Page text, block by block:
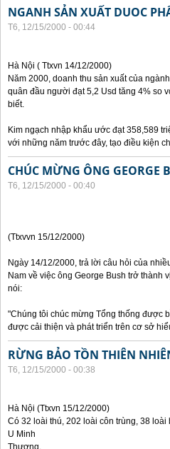
NGANH SẢN XUẤT DUOC
T6, 12/15/2000 - 00:44
Hà Nội ( Ttxvn 14/12/2000)
Năm 2000, doanh thu sản xuất của
quân đầu người đạt 5,2 Usd tăng 4% so
biết.
Kim ngạch nhập khẩu ước đạt 358,589
với những năm trước đây, tạo điều kiện
CHÚC MỪNG ÔNG GEORGE
T6, 12/15/2000 - 00:40
(Ttxvvn 15/12/2000)
Ngày 14/12/2000, trả lời câu hỏi của
Nam về việc ông George Bush trở thành
nói:
"Chúng tôi chúc mừng Tổng thống được
được cải thiện và phát triển trên cơ sở
RỪNG BẢO TỒN THIÊN
T6, 12/15/2000 - 00:38
Hà Nội (Ttxvn 15/12/2000)
Có 32 loài thú, 202 loài côn trùng, 38
U Minh
Thượng.